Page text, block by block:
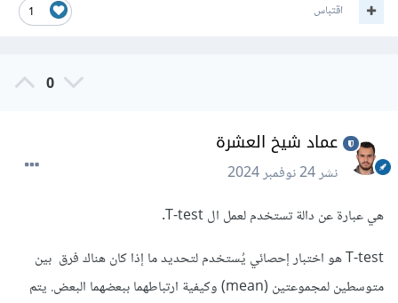
1 اقتباس
0
عماد شيخ العشرة
نشر24 نوفمبر 2024
هي عبارة عن دالة تستخدم لعمل ال T-test.
T-test هو اختبار إحصائي يُستخدم لتحديد ما إذا كان هناك فرق بين
متوسطين لمجموعتين (mean) وكيفية ارتباطهما ببعضهما البعض. يتم